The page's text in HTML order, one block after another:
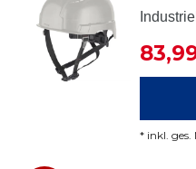
* inkl. ges.